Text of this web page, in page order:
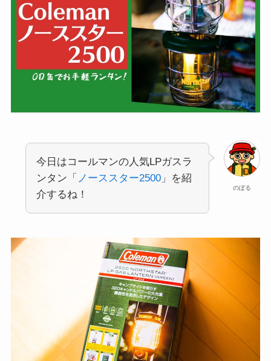
のぼる
今日はコールマンの人気LPガスラ
ンタン「 ノーススター2500」を紹
介するね！